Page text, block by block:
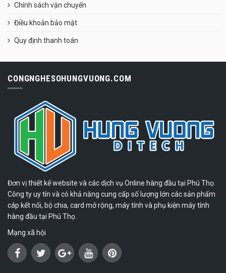
Chính sách vận chuyển
Điều khoản bảo mật
Quy định thanh toán
CONGNGHESOHUNGVUONG.COM
Đơn vị thiết kế website và các dịch vụ Online hàng đầu tại Phú Thọ.
Công ty uy tín và có khả năng cung cấp số lượng lớn các sản phẩm
cáp kết nối, bộ chia, card mở rộng, máy tính và phụ kiện máy tính
hàng đầu tại Phú Thọ.
Mạng xã hội